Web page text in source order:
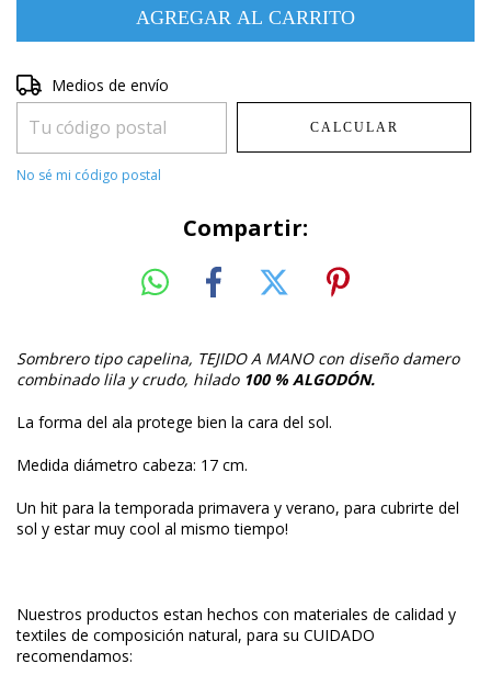
Entregas para el CP:
Medios de envío
CALCULAR
No sé mi código postal
Compartir:
Sombrero tipo capelina, TEJIDO A MANO con diseño damero
combinado lila y crudo, hilado 100 % ALGODÓN.
La forma del ala protege bien la cara del sol.
Medida diámetro cabeza: 17 cm.
Un hit para la temporada primavera y verano, para cubrirte del
sol y estar muy cool al mismo tiempo!
Nuestros productos estan hechos con materiales de calidad y
textiles de composición natural, para su CUIDADO
recomendamos: